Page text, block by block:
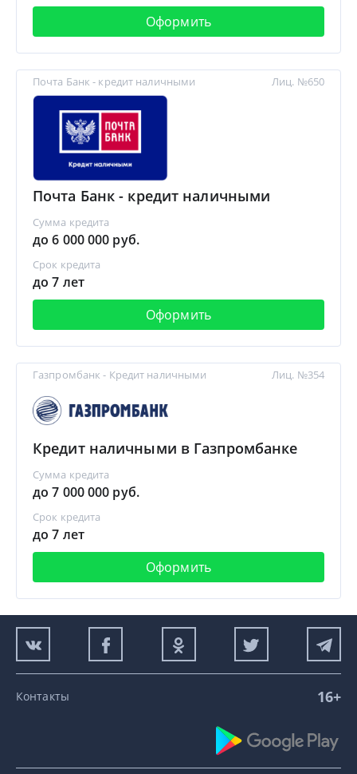
Оформить
Почта Банк - кредит наличными
Почта Банк - кредит наличными
Сумма кредита
до 6 000 000 руб.
Срок кредита
до 7 лет
Оформить
Лиц. №650
Газпромбанк - Кредит наличными
Кредит наличными в Газпромбанке
Сумма кредита
до 7 000 000 руб.
Срок кредита
до 7 лет
Оформить
Лиц. №354
Контакты 16+